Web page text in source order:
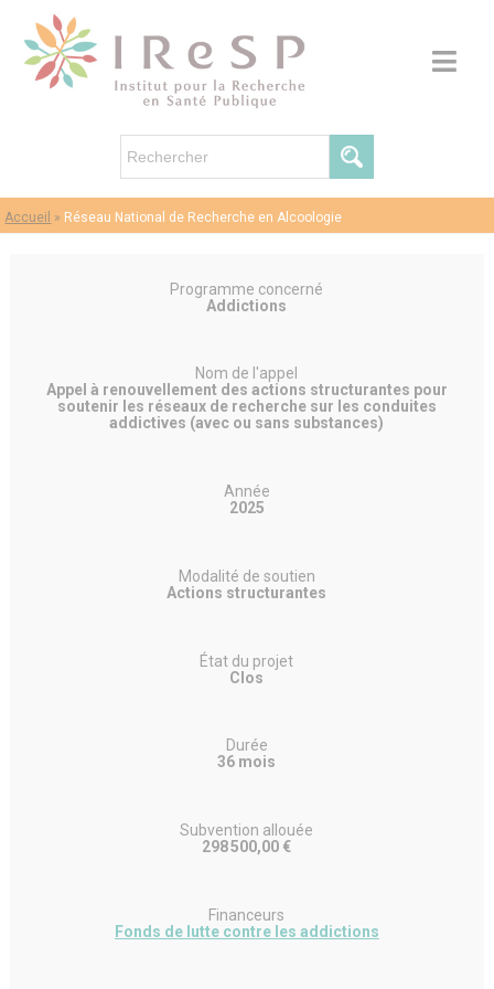
Accueil » Réseau National de Recherche en Alcoologie
Programme concerné
Addictions
Nom de l'appel
Appel à renouvellement des actions structurantes pour
soutenir les réseaux de recherche sur les conduites
addictives (avec ou sans substances)
Année
2025
Modalité de soutien
Actions structurantes
État du projet
Clos
Durée
36 mois
Subvention allouée
298 500,00 €
Financeurs
Fonds de lutte contre les addictions